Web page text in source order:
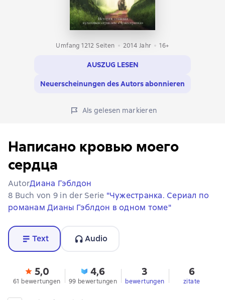
Umfang 1212 Seiten 2014 Jahr 16+
AUSZUG LESEN
Neuerscheinungen des Autors abonnieren
Als gelesen markieren
Написано кровью моего
сердца
AutorДиана Гэблдон
8 Buch von 9 in der Serie "Чужестранка. Сериал по
романам Дианы Гэблдон в одном томе"
Text Audio
5,0
61 bewertungen
4,6
99 bewertungen
3
bewertungen
6
zitate